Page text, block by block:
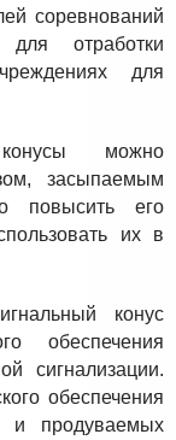
соревнований
отработки
для
можно
засыпаемым
повысить его
их в
конус
обеспечения
сигнализации.
обеспечения
и продуваемых